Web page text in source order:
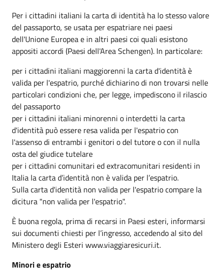
Per i cittadini italiani la carta di identità ha lo stesso valore
del passaporto, se usata per espatriare nei paesi
dell'Unione Europea e in altri paesi coi quali esistono
appositi accordi (Paesi dell'Area Schengen). In particolare:
per i cittadini italiani maggiorenni la carta d'identità è
valida per l'espatrio, purché dichiarino di non trovarsi nelle
particolari condizioni che, per legge, impediscono il rilascio
del passaporto
per i cittadini italiani minorenni o interdetti la carta
d'identità può essere resa valida per l'espatrio con
l'assenso di entrambi i genitori o del tutore o con il nulla
osta del giudice tutelare
per i cittadini comunitari ed extracomunitari residenti in
Italia la carta d’identità non è valida per l’espatrio.
Sulla carta d'identità non valida per l'espatrio compare la
dicitura "non valida per l'espatrio".
È buona regola, prima di recarsi in Paesi esteri, informarsi
sui documenti chiesti per l’ingresso, accedendo al sito del
Ministero degli Esteri www.viaggiaresicuri.it.
Minori e espatrio